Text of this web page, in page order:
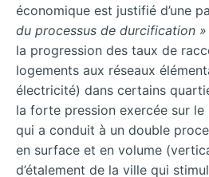
économique est justifié d’une
du processus de durcification »
la progression des taux de
logements aux réseaux
électricité) dans certains
la forte pression exercée sur
qui a conduit à un double
en surface et en volume
d’étalement de la ville qui